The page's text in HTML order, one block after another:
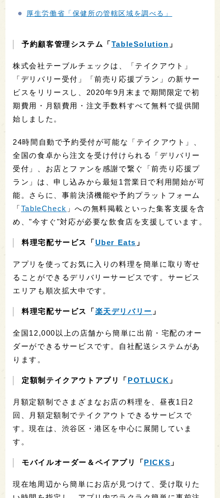
厚生労働省「保健所の管轄区域を調べる」
予約顧客管理システム「 TableSolution 」
株式会社テーブルチェックは、「テイクアウト」
「デリバリー受付」「前売り応援プラン」の新サー
ビスをリリースし、2020年9月末まで期間限定で初
期費用・月額費用・注文手数料すべて無料で提供開
始しました。
24時間自動で予約受付が可能な「テイクアウト」、
全国の食卓から注文を受け付けられる「デリバリー
受付」、お店とファンを感謝で繋ぐ「前売り応援プ
ラン」は、申し込みから最短1営業日で利用開始が可
能。さらに、事前決済機能や予約プラットフォーム
「 TableCheck 」への無料掲載といった集客支援を含
め、"今すぐ"対応が必要な飲食店を支援しています。
料理宅配サービス「 Uber Eats 」
アプリを使ってお気に入りの料理を簡単に取り寄せ
ることができるデリバリーサービスです。サービス
エリアも順次拡大中です。
料理宅配サービス「 楽天デリバリー 」
全国12,000以上の店舗から簡単に出前・宅配のオー
ダーができるサービスです。自社配送システムがあ
ります。
定額制テイクアウトアプリ「 POTLUCK 」
月額定額制でさまざまなお店の料理を、昼夜1日2
回、月額定額制でテイクアウトできるサービスで
す。現在は、渋谷区・港区を中心に展開していま
す。
モバイルオーダー＆ペイアプリ「 PICKS 」
現在地周辺から簡単にお店が見つけて、受け取りた